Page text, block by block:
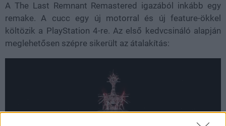
A The Last Remnant Remastered igazából inkább egy
remake. A cucc egy új motorral és új feature-ökkel
költözik a PlayStation 4-re. Az első kedvcsináló alapján
meglehetősen szépre sikerült az átalakítás: